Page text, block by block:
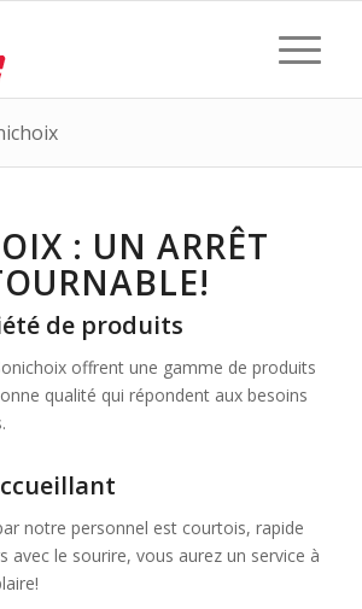
: UN ARRÊT
de produits
offrent une gamme de produits
qualité qui répondent aux besoins
notre personnel est courtois, rapide
avec le sourire, vous aurez un service à